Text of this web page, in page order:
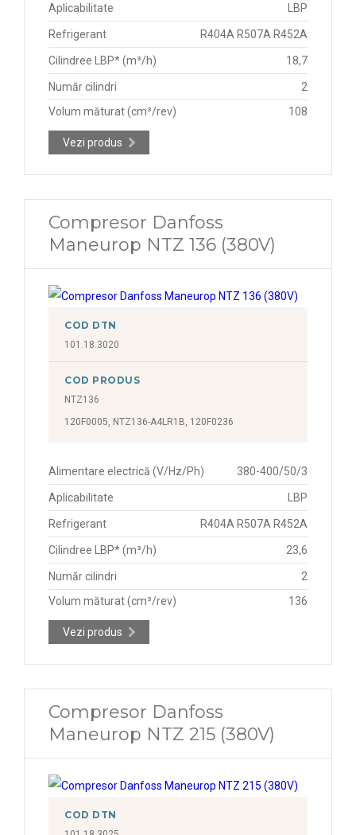
Aplicabilitate LBP
Refrigerant R404A R507A R452A
Cilindree LBP* (m³/h) 18,7
Număr cilindri
2
Volum măturat (cm³/rev)
108
Vezi produs
Compresor Danfoss
Maneurop NTZ 136 (380V)
COD DTN
101.18.3020
COD PRODUS
NTZ136
120F0005, NTZ136-A4LR1B, 120F0236
Alimentare electrică (V/Hz/Ph) 380-400/50/3
Aplicabilitate LBP
Refrigerant R404A R507A R452A
Cilindree LBP* (m³/h) 23,6
Număr cilindri
2
Volum măturat (cm³/rev)
136
Vezi produs
Compresor Danfoss
Maneurop NTZ 215 (380V)
COD DTN